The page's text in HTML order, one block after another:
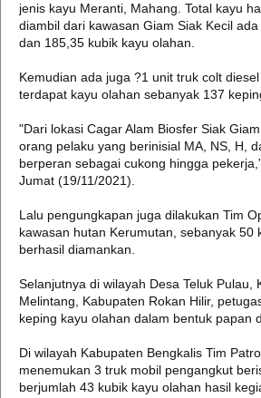
jenis kayu Meranti, Mahang. Total kayu
diambil dari kawasan Giam Siak Kecil
dan 185,35 kubik kayu olahan.
Kemudian ada juga ?1 unit truk colt
terdapat kayu olahan sebanyak 137
"Dari lokasi Cagar Alam Biosfer Siak
orang pelaku yang berinisial MA, NS, H,
berperan sebagai cukong hingga
Jumat (19/11/2021).
Lalu pengungkapan juga dilakukan Tim
kawasan hutan Kerumutan, sebanyak 50
berhasil diamankan.
Selanjutnya di wilayah Desa Teluk Pulau,
Melintang, Kabupaten Rokan Hilir,
keping kayu olahan dalam bentuk papan
Di wilayah Kabupaten Bengkalis Tim
menemukan 3 truk mobil pengangkut
berjumlah 43 kubik kayu olahan hasil